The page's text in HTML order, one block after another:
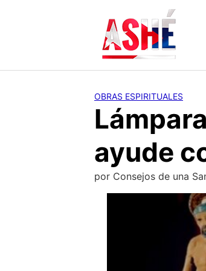
OBRAS ESPIRITUALES
ayude
por Consejos de una